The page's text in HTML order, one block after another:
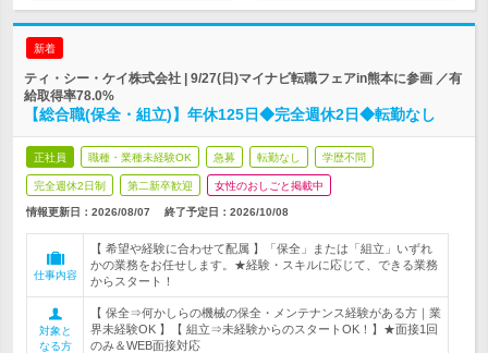
新着
ティ・シー・ケイ株式会社 | 9/27(日)マイナビ転職フェアin熊本に参画 ／有
給取得率78.0%
【総合職(保全・組立)】年休125日◆完全週休2日◆転勤なし
正社員 職種・業種未経験OK 急募 転勤なし 学歴不問
完全週休2日制 第二新卒歓迎 女性のおしごと掲載中
情報更新日：2026/08/07 終了予定日： 2026/10/08
仕事内容
【 希望や経験に合わせて配属 】「保全」または「組立」いずれ
かの業務をお任せします。★経験・スキルに応じて、できる業務
からスタート！
対象と
なる方
【 保全⇒何かしらの機械の保全・メンテナンス経験がある方｜業
界未経験OK 】【 組立⇒未経験からのスタートOK！】★面接1回
のみ＆WEB面接対応